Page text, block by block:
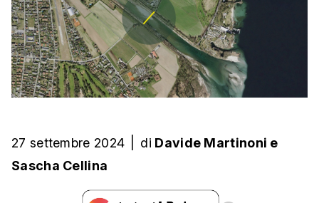
27 settembre 2024 di Davide Martinoni e
Sascha Cellina